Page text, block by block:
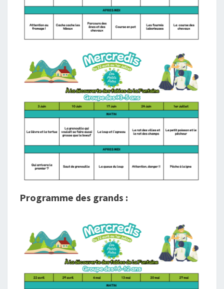
Programme des grands :